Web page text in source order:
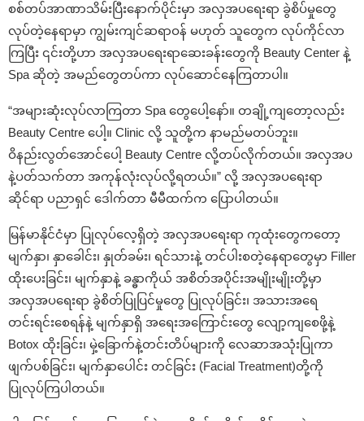
စစ်တပ်အာဏာသိမ်းပြီးနောက်ပိုင်းမှာ အလှအပရေးရာ ခွဲစိပ်မှုတွေ
လုပ်တဲ့နေရာမှာ ကျွမ်းကျင်ဆရာဝန် မဟုတ် သူတွေက လုပ်ကိုင်လာ
ကြပြီး ၎င်းတို့ဟာ အလှအပရေးရာဆေးခန်းတွေကို Beauty Center နဲ့
Spa ဆိုတဲ့ အမည်တွေတပ်ကာ လုပ်ဆောင်နေကြတာပါ။
“အများဆုံးလုပ်လာကြတာ Spa တွေပေါ့နော်။ တချို့ကျတော့လည်း
Beauty Centre ပေါ့။ Clinic လို့ သူတို့က နာမည်မတပ်ဘူး။
ဝိနည်းလွတ်အောင်ပေါ့ Beauty Centre လို့တပ်လိုက်တယ်။ အလှအပ
နဲ့ပတ်သက်တာ အကုန်လုံးလုပ်လို့ရတယ်။” လို့ အလှအပရေးရာ
ဆိုင်ရာ ပညာရှင် ဒေါက်တာ မီမီထက်က ‌ပြောပါတယ်။
မြန်မာနိုင်ငံမှာ ပြုလုပ်လေ့ရှိတဲ့ အလှအပရေးရာ ကုထုံးတွေကတော့
မျက်နှာ၊ နှာခေါင်း၊ နှုတ်ခမ်း၊ ရင်သားနဲ့ တင်ပါးစတဲ့နေရာတွေမှာ Filler
ထိုးပေးခြင်း၊ မျက်နှာနဲ့ ခန္ဓာကိုယ် အစိတ်အပိုင်းအမျိုးမျိုးတို့မှာ
အလှအပရေးရာ ခွဲစိတ်ပြုပြင်မှုတွေ ပြုလုပ်ခြင်း၊ အသားအရေ
တင်းရင်းစေရန်နဲ့ မျက်နှာရှိ အရေးအကြောင်းတွေ လျော့ကျစေဖို့နဲ့
Botox ထိုးခြင်း၊ မှဲ့ခြောက်နဲ့တင်းတိပ်များကို လေဆာအသုံးပြုကာ
ဖျက်ပစ်ခြင်း၊ မျက်နှာပေါင်း တင်ခြင်း (Facial Treatment)တို့ကို
ပြုလုပ်ကြပါတယ်။